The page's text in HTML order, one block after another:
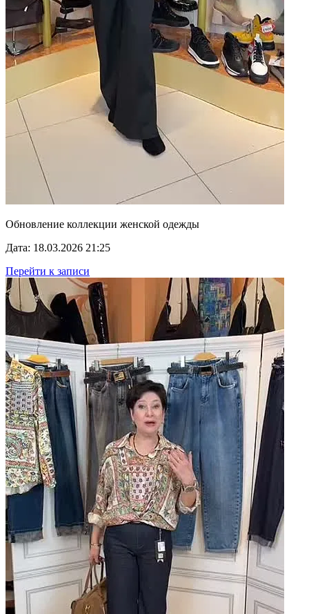
Обновление коллекции женской одежды
Дата: 18.03.2026 21:25
Перейти к записи